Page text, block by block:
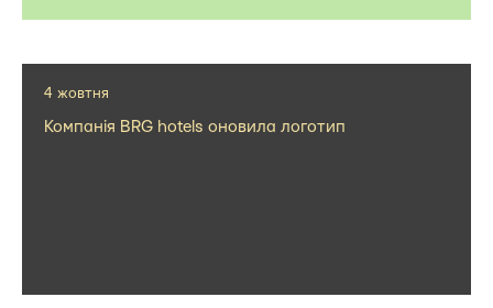
4 жовтня
Компанія BRG hotels оновила логотип